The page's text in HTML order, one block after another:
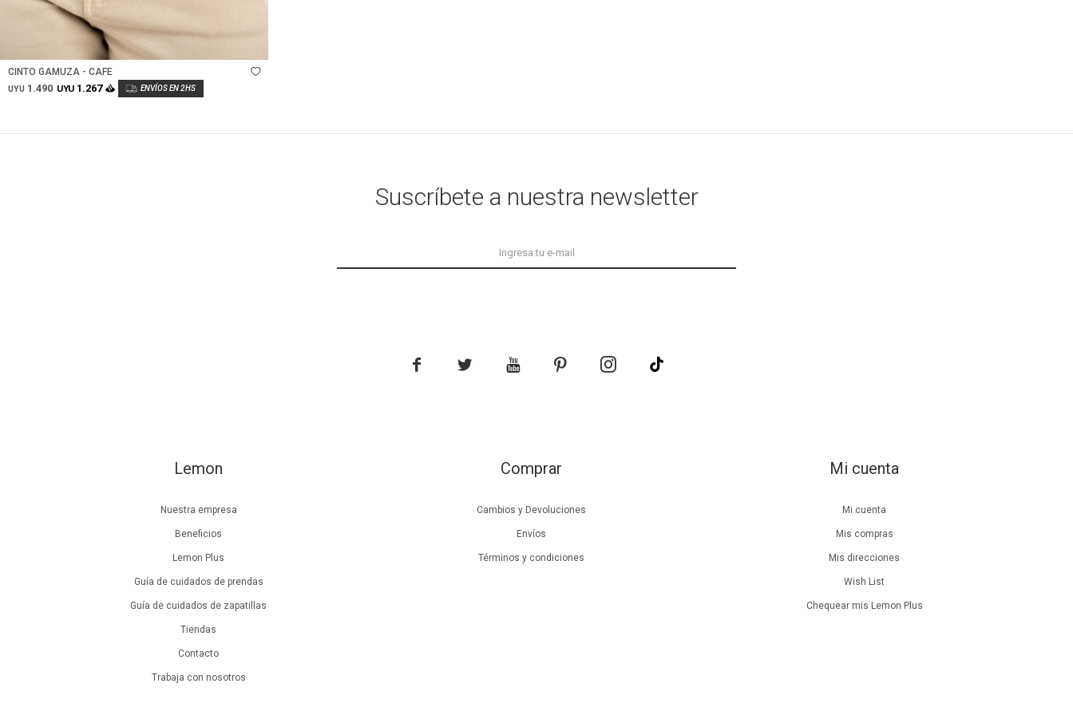
CINTO GAMUZA - CAFE
UYU 1.490 UYU 1.267
Lemon
Nuestra empresa
Beneficios
Lemon Plus
Guía de cuidados de prendas
Guía de cuidados de zapatillas
Tiendas
Contacto
Trabaja con nosotros
Comprar
Cambios y Devoluciones
Envíos
Términos y condiciones
Mi cuenta
Mi cuenta
Mis compras
Mis direcciones
Wish List
Chequear mis Lemon Plus
Suscríbete a nuestra newsletter
    